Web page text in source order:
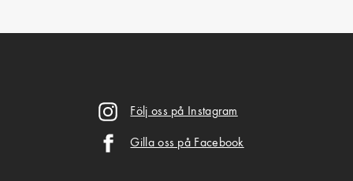
Följ oss på Instagram
Gilla oss på Facebook